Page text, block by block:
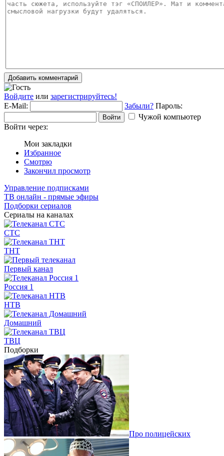
Добавить комментарий
Войдите или зарегистрируйтесь!
E-Mail:
Забыли? Пароль:
Войти
Чужой компьютер
Войти через:
Мои закладки
Избранное
Смотрю
Закончил просмотр
Управление подписками
ТВ онлайн - прямые эфиры
Подборки сериалов
Сериалы на каналах
СТС
ТНТ
Первый канал
Россия 1
НТВ
Домашний
ТВЦ
Подборки
Про полицейских